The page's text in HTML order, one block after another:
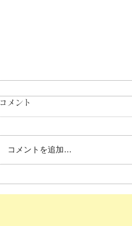
メンズ・レディース古着まと
コメント
コメントを追加…